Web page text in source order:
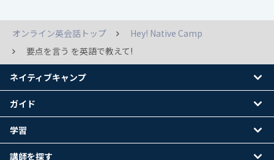
オンライン英会話トップ
Hey! Native Camp
要点を言う を英語で教えて!
ネイティブキャンプ
ガイド
学習
講師を探す